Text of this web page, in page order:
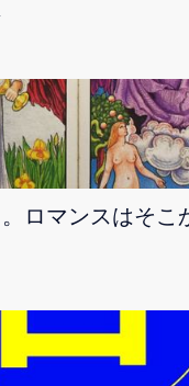
ロマンスはそこ